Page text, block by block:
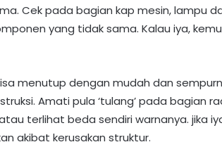
Cek pada bagian kap mesin, lampu
yang tidak sama. Kalau iya,
menutup dengan mudah dan
Amati pula ‘tulang’ pada bagian
terlihat beda sendiri warnanya. jika
akibat kerusakan struktur.